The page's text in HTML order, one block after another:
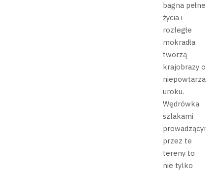
bagna pełne
życia i
rozległe
mokradła
tworzą
krajobrazy o
uroku.
Wędrówka
szlakami
prowadzącymi
przez te
tereny to
nie tylko